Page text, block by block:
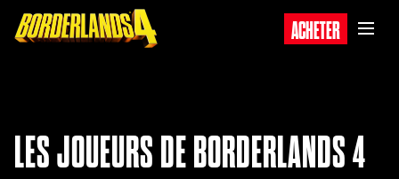
ACHETER
LES JOUEURS DE BORDERLANDS 4